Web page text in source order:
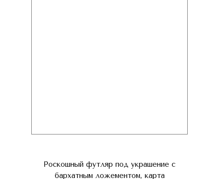
Роскошный футляр под украшение с
бархатным ложементом, карта